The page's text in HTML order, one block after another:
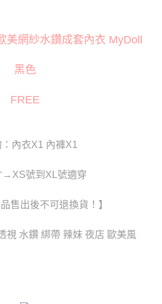
享後付 」之結帳頁面顯示為準，若有關於
退款等相關疑問，請聯繫「AFTEE先享後付
供個人資料，並將交易相關給付款項請求債
法定代理人或監護人之同意方可使用
，將依據個別帳號之用戶狀況，依本公司即
用他人資訊註冊。若發現惡意使用之情形，
美網紗水鑽成套內衣 MyDoll
黑色
FREE
內衣X1 內褲X1
→XS號到XL號適穿
售出後不可退換貨！】
視 水鑽 綁帶 辣妹 夜店 歐美風